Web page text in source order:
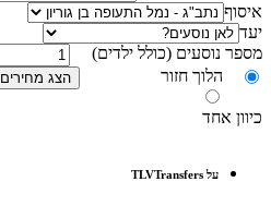
איסוף
יעד
מספר נוסעים (כולל ילדים)
הלוך חזור
כיוון אחד
הצג מחירים
על TLVTransfers